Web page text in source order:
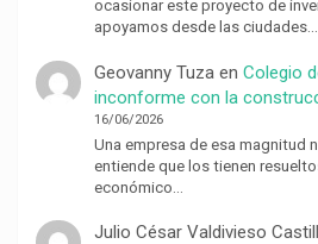
ocasionar este proyecto de
apoyamos desde las ciudades…
Geovanny Tuzaen Colegio
inconforme con la
16/06/2026
Una empresa de esa magnitud
entiende que los tienen
económico…
Julio César Valdivieso